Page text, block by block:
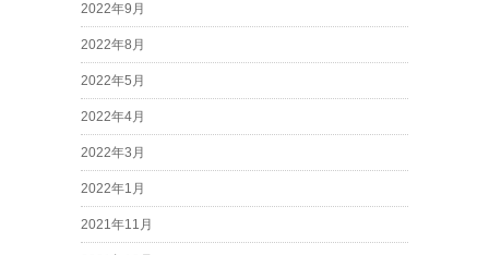
2022年9月
2022年8月
2022年5月
2022年4月
2022年3月
2022年1月
2021年11月